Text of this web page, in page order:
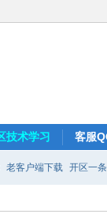
技术学习 客服
老客户端下载 开区一